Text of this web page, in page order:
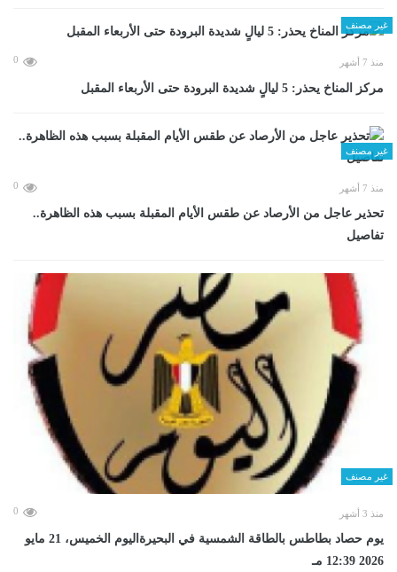
غير مصنف
منذ 7 أشهر 0
مركز المناخ يحذر: 5 ليالٍ شديدة البرودة حتى الأربعاء المقبل
غير مصنف
منذ 7 أشهر 0
تحذير عاجل من الأرصاد عن طقس الأيام المقبلة بسبب هذه الظاهرة..
تفاصيل
غير مصنف
منذ 3 أشهر 0
يوم حصاد بطاطس بالطاقة الشمسية في البحيرةاليوم الخميس، 21 مايو
2026 12:39 مـ